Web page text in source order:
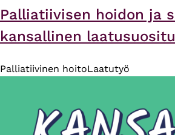
Palliatiivisen hoidon ja
kansallinen
Palliatiivinen hoitoLaatutyö